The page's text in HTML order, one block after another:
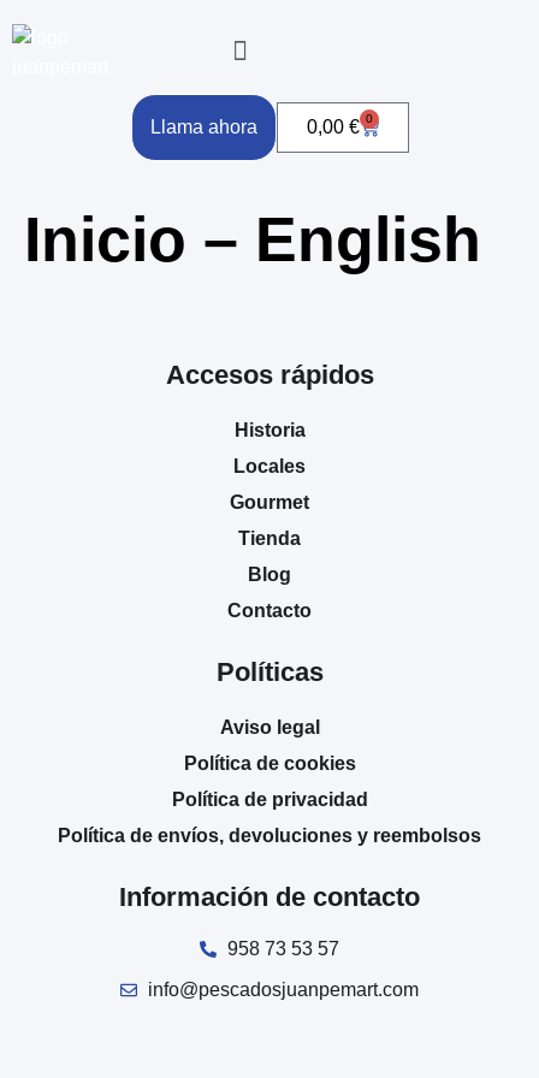
Llama ahora 0,00 € 0
Inicio – English
Accesos rápidos
Historia
Locales
Gourmet
Tienda
Blog
Contacto
Políticas
Aviso legal
Política de cookies
Política de privacidad
Política de envíos, devoluciones y reembolsos
Información de contacto
958 73 53 57
info@pescadosjuanpemart.com